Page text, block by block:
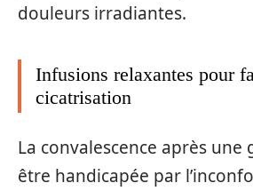
douleurs irradiantes.
Infusions relaxantes pour
cicatrisation
La convalescence après
être handicapée par